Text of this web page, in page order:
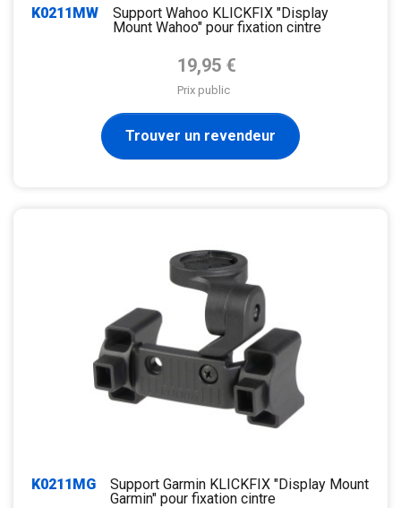
K0211MW
Support Wahoo KLICKFIX "Display
Mount Wahoo" pour fixation cintre
Prix de base
19,95 €
Prix public
Trouver un revendeur
K0211MG
Support Garmin KLICKFIX "Display Mount
Garmin" pour fixation cintre